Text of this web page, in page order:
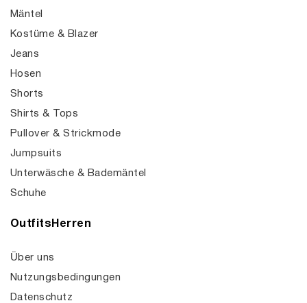
Mäntel
Kostüme & Blazer
Jeans
Hosen
Shorts
Shirts & Tops
Pullover & Strickmode
Jumpsuits
Unterwäsche & Bademäntel
Schuhe
OutfitsHerren
Über uns
Nutzungsbedingungen
Datenschutz